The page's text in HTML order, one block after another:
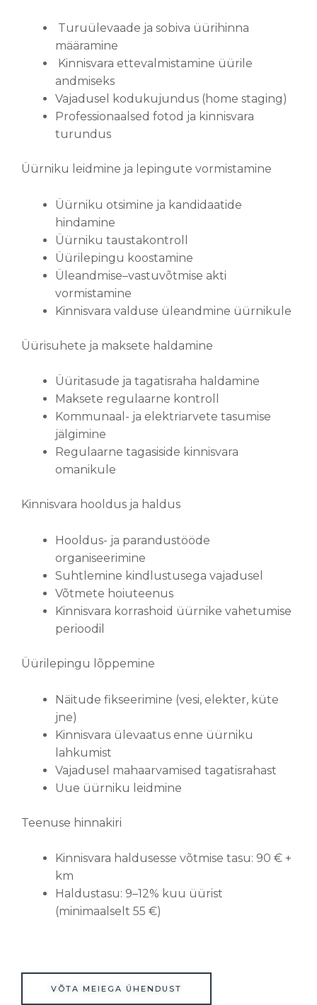
Turuülevaade ja sobiva üürihinna
määramine
Kinnisvara ettevalmistamine üürile
andmiseks
Vajadusel kodukujundus (home staging)
Professionaalsed fotod ja kinnisvara
turundus
Üürniku leidmine ja lepingute vormistamine
Üürniku otsimine ja kandidaatide
hindamine
Üürniku taustakontroll
Üürilepingu koostamine
Üleandmise–vastuvõtmise akti
vormistamine
Kinnisvara valduse üleandmine üürnikule
Üürisuhete ja maksete haldamine
Üüritasude ja tagatisraha haldamine
Maksete regulaarne kontroll
Kommunaal- ja elektriarvete tasumise
jälgimine
Regulaarne tagasiside kinnisvara
omanikule
Kinnisvara hooldus ja haldus
Hooldus- ja parandustööde
organiseerimine
Suhtlemine kindlustusega vajadusel
Võtmete hoiuteenus
Kinnisvara korrashoid üürnike vahetumise
perioodil
Üürilepingu lõppemine
Näitude fikseerimine (vesi, elekter, küte
jne)
Kinnisvara ülevaatus enne üürniku
lahkumist
Vajadusel mahaarvamised tagatisrahast
Uue üürniku leidmine
Teenuse hinnakiri
Kinnisvara haldusesse võtmise tasu: 90 € +
km
Haldustasu: 9–12% kuu üürist
(minimaalselt 55 €)
VÕTA MEIEGA ÜHENDUST